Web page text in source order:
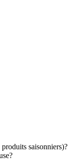
saisonniers)?